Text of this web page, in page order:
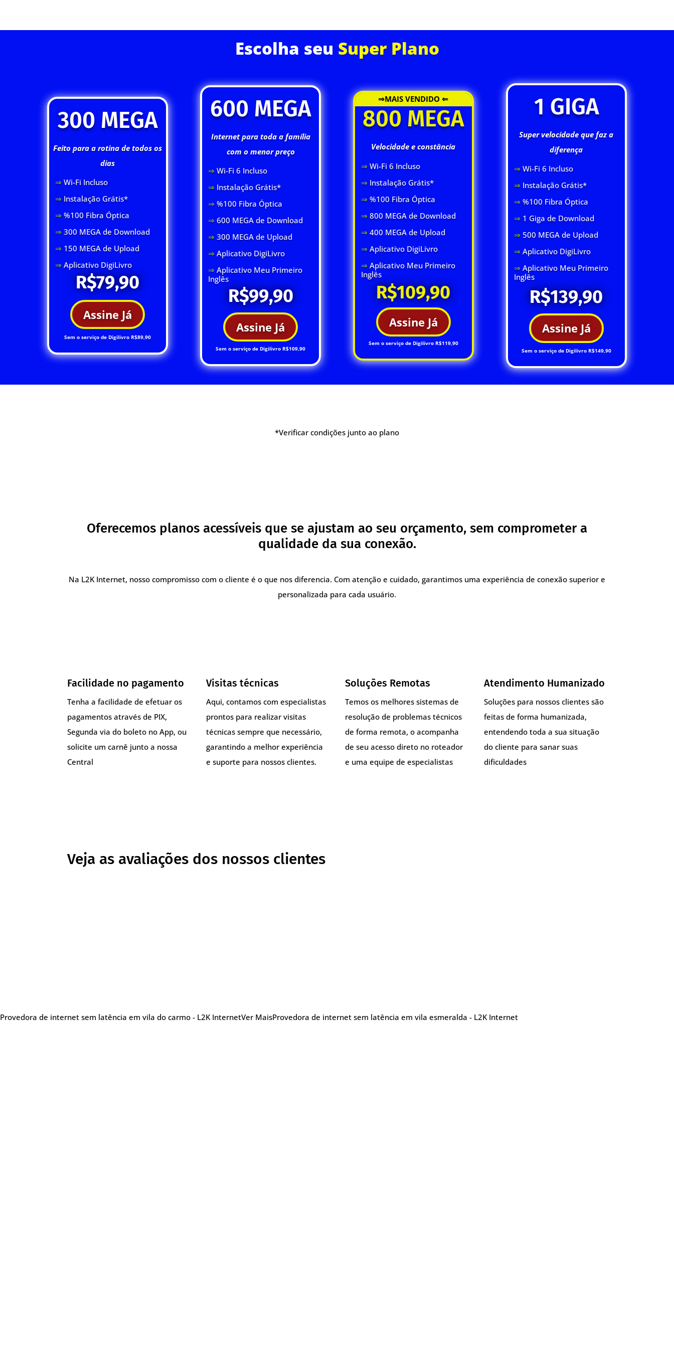
Escolha seu Super Plano
300 MEGA
Feito para a rotina de todos os
dias
⇒ Wi-Fi Incluso
⇒ Instalação Grátis*
⇒ %100 Fibra Óptica
⇒ 300 MEGA de Download
⇒ 150 MEGA de Upload
⇒Aplicativo DigiLivro
R$79,90
Assine Já
Sem o serviço de Digilivro R$89,90
600 MEGA
Internet para toda a família
com o menor preço
⇒ Wi-Fi 6 Incluso
⇒ Instalação Grátis*
⇒ %100 Fibra Óptica
⇒ 600 MEGA de Download
⇒ 300 MEGA de Upload
⇒ Aplicativo DigiLivro
⇒ Aplicativo Meu Primeiro
Inglês
R$99,90
Assine Já
Sem o serviço de Digilivro R$109,90
⇒MAIS VENDIDO ⇐
800 MEGA
Velocidade e constância
⇒ Wi-Fi 6 Incluso
⇒ Instalação Grátis*
⇒ %100 Fibra Óptica
⇒ 800 MEGA de Download
⇒ 400 MEGA de Upload
⇒ Aplicativo DigiLivro
⇒ Aplicativo Meu Primeiro
Inglês
R$109,90
Assine Já
Sem o serviço de Digilivro R$119,90
1 GIGA
Super velocidade que faz a
diferença
⇒ Wi-Fi 6 Incluso
⇒ Instalação Grátis*
⇒ %100 Fibra Óptica
⇒ 1 Giga de Download
⇒ 500 MEGA de Upload
⇒ Aplicativo DigiLivro
⇒ Aplicativo Meu Primeiro
Inglês
R$139,90
Assine Já
Sem o serviço de Digilivro R$149,90
*Verificar condições junto ao plano
Oferecemos planos acessíveis que se ajustam ao seu orçamento, sem comprometer a
qualidade da sua conexão.
Na L2K Internet, nosso compromisso com o cliente é o que nos diferencia. Com atenção e cuidado, garantimos uma experiência de conexão superior e
personalizada para cada usuário.
Facilidade no pagamento
Tenha a facilidade de efetuar os
pagamentos através de PIX,
Segunda via do boleto no App, ou
solicite um carnê junto a nossa
Central
Visitas técnicas
Aqui, contamos com especialistas
prontos para realizar visitas
técnicas sempre que necessário,
garantindo a melhor experiência
e suporte para nossos clientes.
Soluções Remotas
Temos os melhores sistemas de
resolução de problemas técnicos
de forma remota, o acompanha
de seu acesso direto no roteador
e uma equipe de especialistas
Atendimento Humanizado
Soluções para nossos clientes são
feitas de forma humanizada,
entendendo toda a sua situação
do cliente para sanar suas
dificuldades
Veja as avaliações dos nossos clientes
Provedora de internet sem latência em vila do carmo - L2K InternetVer MaisProvedora de internet sem latência em vila esmeralda - L2K Internet